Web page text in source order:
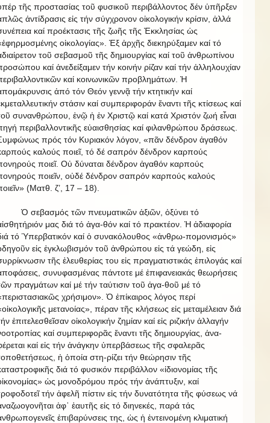
τῆς προστασίας τοῦ φυσικοῦ περιβάλλοντος δέν ὑπῆρξεν
ἀντίδρασις εἰς τήν σύγχρονον οἰκολογικήν κρίσιν, ἀλλά
καί προέκτασις τῆς ζωῆς τῆς Ἐκκλησίας ὡς
οἰκολογίας». Ἐξ ἀρχῆς διεκηρύξαμεν καί τό
τοῦ σεβασμοῦ τῆς δημιουργίας καί τοῦ ἀνθρωπίνου
καί ἀνεδείξαμεν τήν κοινήν ρίζαν καί τήν ἀλληλουχίαν
καί κοινωνικῶν προβλημάτων. Ἡ
ἀπό τόν Θεόν γεννᾷ τήν κτητικήν καί
στάσιν καί συμπεριφοράν ἔναντι τῆς κτίσεως καί
συνανθρώπου, ἐνῷ ἡ ἐν Χριστῷ καί κατά Χριστόν ζωή εἶναι
περιβαλλοντικῆς εὐαισθησίας καί φιλανθρώπου δράσεως.
πρός τόν Κυριακόν λόγον, «πᾶν δένδρον ἀγαθόν
καλούς ποιεῖ, τό δέ σαπρόν δένδρον καρπούς
ποιεῖ. Οὐ δύναται δένδρον ἀγαθόν καρπούς
ποιεῖν, οὐδέ δένδρον σαπρόν καρπούς καλούς
(Ματθ. ζ’, 17 – 18).
σεβασμός τῶν πνευματικῶν ἀξιῶν, ὀξύνει τό
μας διά τό ἀγα-θόν καί τό πρακτέον. Ἡ ἀδιαφορία
τό Ὑπερβατικόν καί ὁ συνακόλουθος «ἀνθρω-πομονισμός»
εἰς ἐγκλωβισμόν τοῦ ἀνθρώπου εἰς τά γεώδη, εἰς
τῆς ἐλευθερίας του εἰς πραγματιστικάς ἐπιλογάς καί
συνυφασμένας πάντοτε μέ ἐπιφανειακάς θεωρήσεις
πραγμάτων καί μέ τήν ταύτισιν τοῦ ἀγα-θοῦ μέ τό
χρήσιμον». Ὁ ἐπίκαιρος λόγος περί
μετανοίας», πέραν τῆς κλήσεως εἰς μεταμέλειαν διά
ἐπιτελεσθεῖσαν οἰκολογικήν ζημίαν καί εἰς ριζικήν ἀλλαγήν
καί συμπεριφορᾶς ἔναντι τῆς δημιουργίας, ἀνα-
καί εἰς τήν ἀνάγκην ὑπερβάσεως τῆς σφαλερᾶς
ἡ ὁποία στη-ρίζει τήν θεώρησιν τῆς
διά τό φυσικόν περιβάλλον «ἰδιονομίας τῆς
ὡς μονοδρόμου πρός τήν ἀνάπτυξιν, καί
τήν ἀφελῆ πίστιν εἰς τήν δυνατότητα τῆς φύσεως νά
ἀφ᾿ ἑαυτῆς εἰς τό διηνεκές, παρά τάς
ἐπιβαρύνσεις της, ὡς ἡ ἐντεινομένη κλιματική